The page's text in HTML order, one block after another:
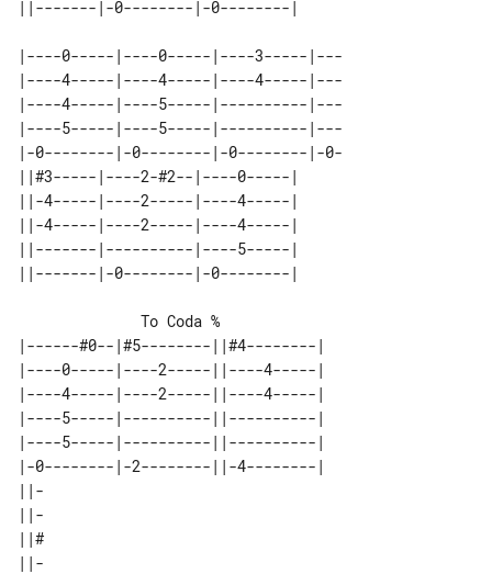
|----0-----|----0-----|----3-----|---
|----4-----|----4-----|----4-----|---
|----4-----|----5-----|----------|---
|----5-----|----5-----|----------|---
|-0--------|-0--------|-0--------|-0-
||#3-----|----2-#2--|----0-----|
||-4-----|----2-----|----4-----|
||-4-----|----2-----|----4-----|
||-------|----------|----5-----|
|------#0--|#5--------||#4--------|
|----0-----|----2-----||----4-----|
|----4-----|----2-----||----4-----|
|----5-----|----------||----------|
|----5-----|----------||----------|
|-0--------|-2--------||-4--------|
||-
||-
||#
||-